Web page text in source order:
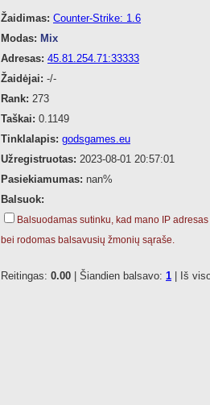
Žaidimas: Counter-Strike: 1.6
Modas: Mix
Adresas: 45.81.254.71:33333
Žaidėjai: -/-
Rank: 273
Taškai: 0.1149
Tinklalapis: godsgames.eu
Užregistruotas: 2023-08-01 20:57:01
Pasiekiamumas: nan%
Balsuok:
Balsuodamas sutinku, kad mano IP
bei rodomas balsavusių žmonių sąraše.
Reitingas: 0.00 | Šiandien balsavo: 1 | Iš